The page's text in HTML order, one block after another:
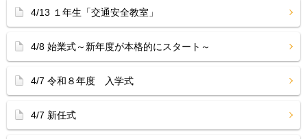
4/13 １年生「交通安全教室」
4/8 始業式～新年度が本格的にスタート～
4/7 令和８年度 入学式
4/7 新任式